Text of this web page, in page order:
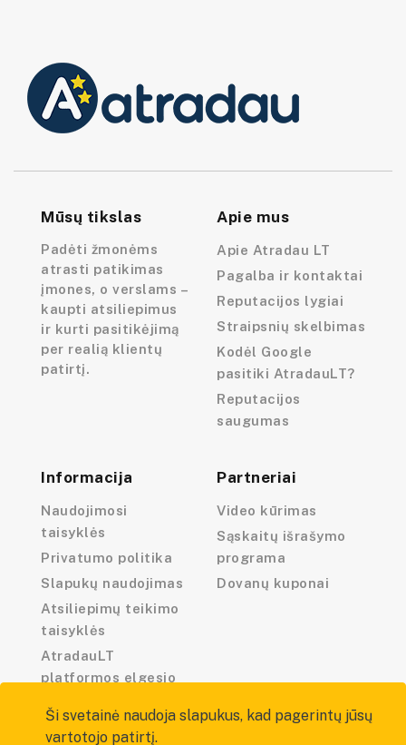
Mūsų tikslas
Padėti žmonėms
atrasti patikimas
įmones, o verslams –
kaupti atsiliepimus
ir kurti pasitikėjimą
per realią klientų
patirtį.
Apie mus
Apie Atradau LT
Pagalba ir kontaktai
Reputacijos lygiai
Straipsnių skelbimas
Kodėl Google
pasitiki AtradauLT?
Reputacijos
saugumas
Informacija
Naudojimosi
taisyklės
Privatumo politika
Slapukų naudojimas
Atsiliepimų teikimo
taisyklės
AtradauLT
platformos elgesio
Partneriai
Video kūrimas
Sąskaitų išrašymo
programa
Dovanų kuponai
Ši svetainė naudoja slapukus, kad pagerintų jūsų
vartotojo patirtį.